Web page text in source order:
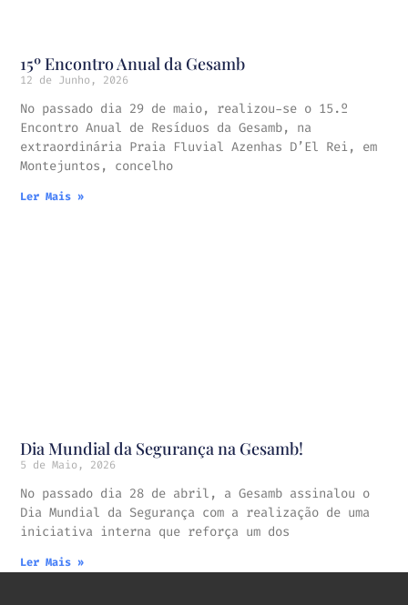
15º Encontro Anual da Gesamb
12 de Junho, 2026
No passado dia 29 de maio, realizou-se o 15.º
Encontro Anual de Resíduos da Gesamb, na
extraordinária Praia Fluvial Azenhas D’El Rei, em
Montejuntos, concelho
Ler Mais »
Dia Mundial da Segurança na Gesamb!
5 de Maio, 2026
No passado dia 28 de abril, a Gesamb assinalou o
Dia Mundial da Segurança com a realização de uma
iniciativa interna que reforça um dos
Ler Mais »